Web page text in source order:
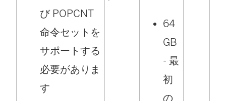
び POPCNT
命令セットを
サポートする
必要がありま
す
64
GB
- 最
初
の